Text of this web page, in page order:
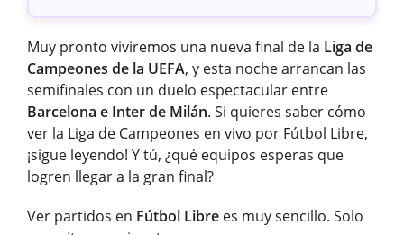
Muy pronto viviremos una nueva final de la Liga de
Campeones de la UEFA, y esta noche arrancan las
semifinales con un duelo espectacular entre
Barcelona e Inter de Milán. Si quieres saber cómo
ver la Liga de Campeones en vivo por Fútbol Libre,
¡sigue leyendo! Y tú, ¿qué equipos esperas que
logren llegar a la gran final?
Ver partidos en Fútbol Libre es muy sencillo. Solo